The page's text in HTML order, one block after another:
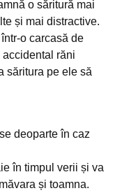
o săritură mai
și mai distractive.
o carcasă de
răni
săritura pe ele să
deoparte în caz
în timpul verii și va
și toamna.